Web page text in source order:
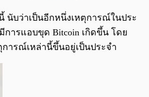
นับว่าเป็นอีกหนึ่งเหตุการณ์ในประ
ารแอบขุด Bitcoin เกิดขึ้น โดย
ารณ์เหล่านี้ขึ้นอยู่เป็นประจำ